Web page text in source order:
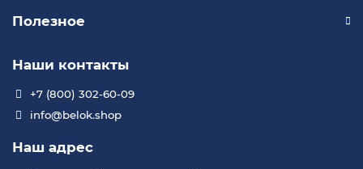
Полезное
Наши контакты
+7 (800) 302-60-09
info@belok.shop
Наш адрес